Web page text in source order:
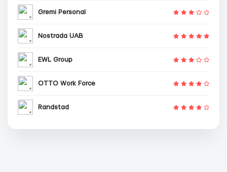
Gremi Personal
Nostrada UAB
EWL Group
OTTO Work Force
Randstad